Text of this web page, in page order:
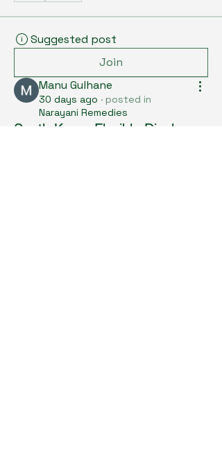
Suggested post
Join
Manu Gulhane
30 days ago · posted in
Narayani Remedies
South Korea Flexible Display